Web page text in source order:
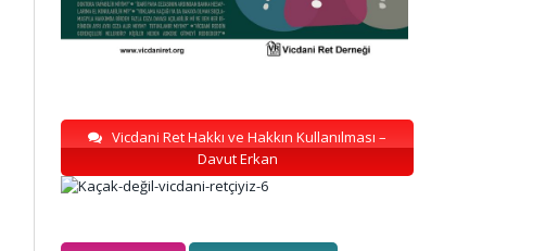
Vicdani Ret Hakkı ve Hakkın Kullanılması –
Davut Erkan